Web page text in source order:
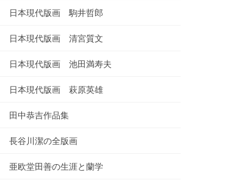
日本現代版画 駒井哲郎
日本現代版画 清宮質文
日本現代版画 池田満寿夫
日本現代版画 萩原英雄
田中恭吉作品集
長谷川潔の全版画
亜欧堂田善の生涯と蘭学